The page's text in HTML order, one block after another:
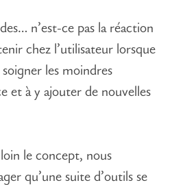
n’est-ce pas la réaction
chez l’utilisateur lorsque
soigner les moindres
et à y ajouter de nouvelles
le concept, nous
qu’une suite d’outils se